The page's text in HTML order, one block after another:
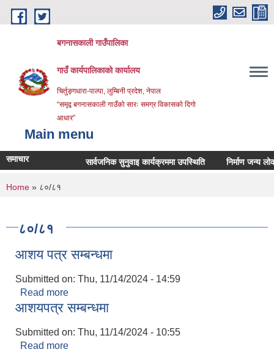
Skip to main content
बगनासकाली गाउँपालिका
गाउँ कार्यपालिकाको कार्यालय
चिर्तुङ्गधारा-पाल्पा, लुम्बिनी प्रदेश, नेपाल
“समृद्व बगनासकाली गाउँको सारः समग्र विकासको दिगो
आधार”
Main menu
समाचार सार्वजनिक सुनुवाइ कार्यक्रममा उपस्थिति निर्माण जन्य लोकल
You are here
Home » ८०/८१
८०/८१
आशय पत्र सम्बन्धमा
Submitted on: Thu, 11/14/2024 - 14:59
Read more
आशयपत्र सम्बन्धमा
Submitted on: Thu, 11/14/2024 - 10:55
Read more